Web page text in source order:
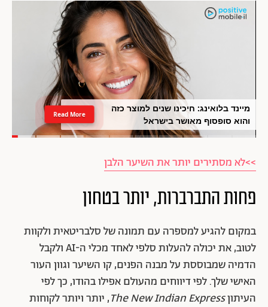
מיינד בלואינג: חיכינו שנים למוצר כזה
והוא סופסוף מאושר בישראל
Read More
>>לא מסתירים יותר את השיער הלבן
פחות התברברות, יותר בטחון
במקום להגיע למספרה עם תמונה של סלבריטאית ולקוות
לטוב, את יכולה להעלות סלפי לאחד מכלי ה-AI ולקבל
הדמיה שמבוססת על מבנה הפנים, קו השיער וגוון העור
האישי שלך. לפי דיווחים מהעולם אפילו בהודו, כך לפי
העיתוןThe New Indian Express, יותר ויותר לקוחות